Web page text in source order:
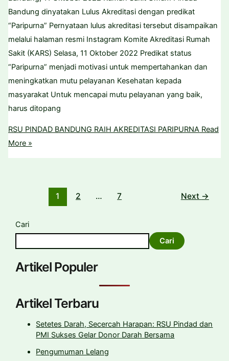
Bandung dinyatakan Lulus Akreditasi dengan predikat
“Paripurna” Pernyataan lulus akreditasi tersebut disampaikan
melalui halaman resmi Instagram Komite Akreditasi Rumah
Sakit (KARS) Selasa, 11 Oktober 2022 Predikat status
“Paripurna” menjadi motivasi untuk mempertahankan dan
meningkatkan mutu pelayanan Kesehatan kepada
masyarakat Untuk mencapai mutu pelayanan yang baik,
harus ditopang
RSU PINDAD BANDUNG RAIH AKREDITASI PARIPURNARead
More »
1 2 … 7 Next →
Cari
Cari
Artikel Populer
Artikel Terbaru
Setetes Darah, Secercah Harapan: RSU Pindad dan
PMI Sukses Gelar Donor Darah Bersama
Pengumuman Lelang